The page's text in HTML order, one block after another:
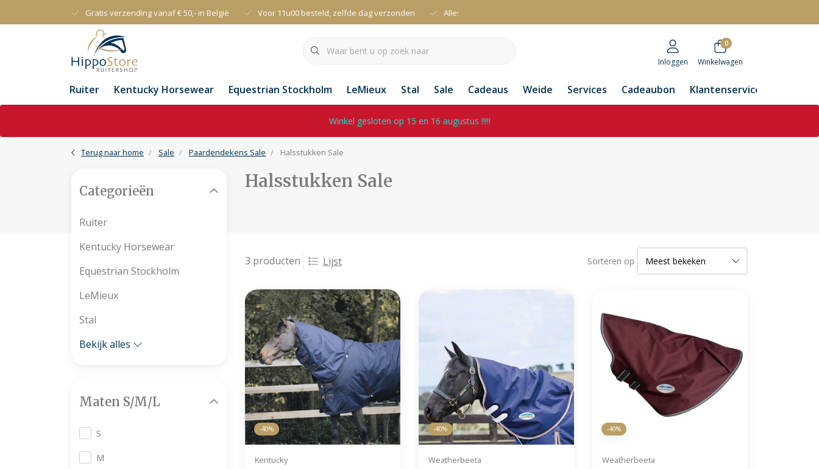
Gratis verzending vanaf € 50,- in België Voor 11u00 besteld, zelfde dag verzonden Alles uit voorraad leverbaar
Inloggen
0
Winkelwagen
Ruiter Kentucky Horsewear Equestrian Stockholm LeMieux Stal Sale Cadeaus Weide Services Cadeaubon Klantenservice
Winkel gesloten op 15 en 16 augustus !!!!!
Terug naar home Sale Paardendekens Sale Halsstukken Sale
Halsstukken Sale
3 producten Lijst Sorteren op
-40%
Kentucky
-40%
Weatherbeeta
-40%
Weatherbeeta
Categorieën
Ruiter
Kentucky Horsewear
Equestrian Stockholm
LeMieux
Stal
Bekijk alles
Maten S/M/L
S
M